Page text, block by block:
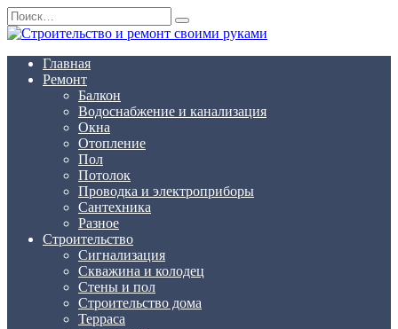
Перейти
к
содержанию
Search
for:
Главная
Ремонт
Балкон
Водоснабжение и канализация
Окна
Отопление
Пол
Потолок
Проводка и электроприборы
Сантехника
Разное
Строительство
Сигнализация
Скважина и колодец
Стены и пол
Строительство дома
Терраса